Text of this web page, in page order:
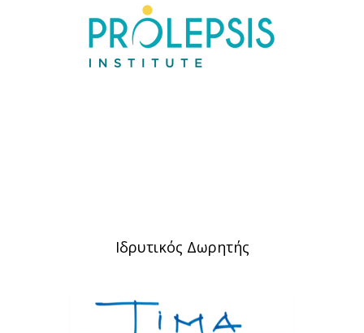
Ιδρυτικός Δωρητής